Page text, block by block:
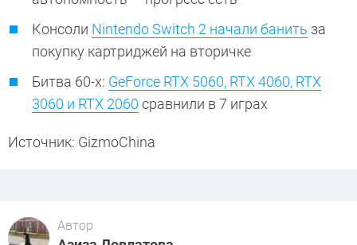
Консоли Nintendo Switch 2 начали банить за
покупку картриджей на вторичке
Битва 60-х: GeForce RTX 5060, RTX 4060, RTX
3060 и RTX 2060 сравнили в 7 играх
Источник: GizmoChina
Автор